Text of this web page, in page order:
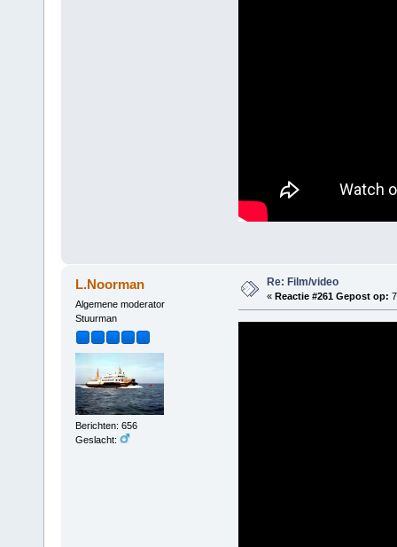
L.Noorman
Algemene moderator
Stuurman
Berichten: 656
Geslacht:
Re: Film/video
« Reactie #261 Gepost op: